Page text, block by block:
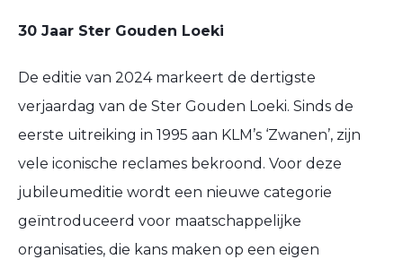
30 Jaar Ster Gouden Loeki
De editie van 2024 markeert de dertigste
verjaardag van de Ster Gouden Loeki. Sinds de
eerste uitreiking in 1995 aan KLM’s ‘Zwanen’, zijn
vele iconische reclames bekroond. Voor deze
jubileumeditie wordt een nieuwe categorie
geïntroduceerd voor maatschappelijke
organisaties, die kans maken op een eigen